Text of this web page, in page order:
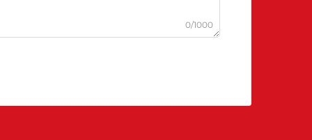
0/1000